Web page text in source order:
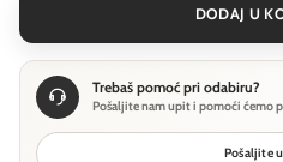
DODAJ U
Trebaš pomoć pri odabiru?
Pošaljite nam upit i pomoći ćemo
Pošaljite